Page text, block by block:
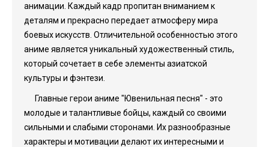
анимации. Каждый кадр пропитан вниманием к
деталям и прекрасно передает атмосферу мира
боевых искусств. Отличительной особенностью этого
аниме является уникальный художественный стиль,
который сочетает в себе элементы азиатской
культуры и фэнтези.
Главные герои аниме "Ювенильная песня" - это
молодые и талантливые бойцы, каждый со своими
сильными и слабыми сторонами. Их разнообразные
характеры и мотивации делают их интересными и